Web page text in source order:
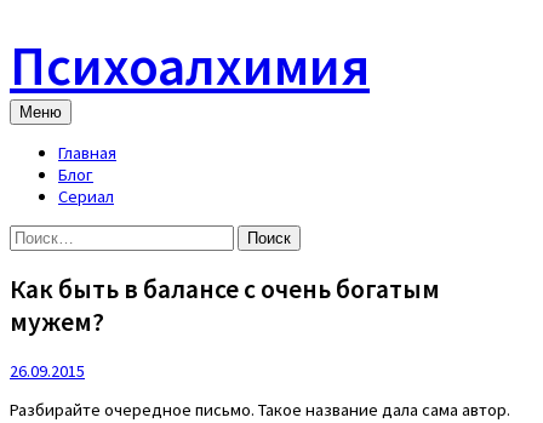
content
Психоалхимия
Меню
Главная
Блог
Сериал
Найти:
Как быть в балансе с очень богатым
мужем?
26.09.2015
Разбирайте очередное письмо. Такое название дала сама автор.